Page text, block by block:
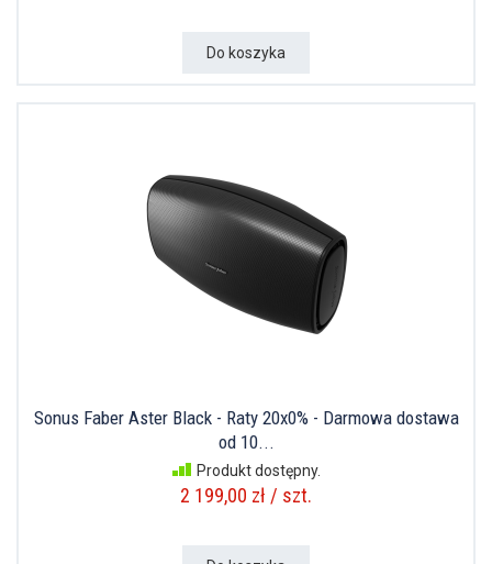
Do koszyka
Sonus Faber Aster Black - Raty 20x0% - Darmowa dostawa
od 10...
Produkt dostępny.
2 199,00 zł / szt.